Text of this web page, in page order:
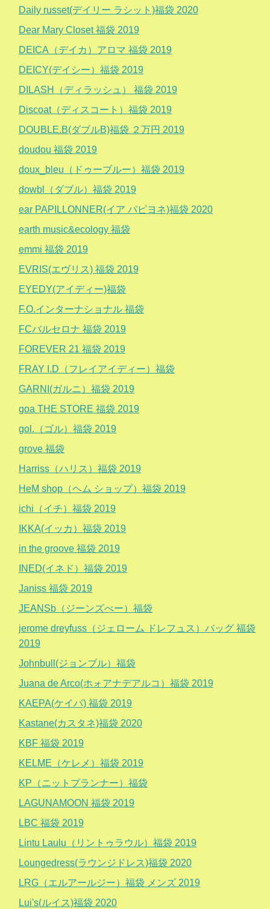
Daily russet(デイリー ラシット)福袋 2020
Dear Mary Closet 福袋 2019
DEICA（デイカ）アロマ 福袋 2019
DEICY(デイシー）福袋 2019
DILASH（ディラッシュ） 福袋 2019
Discoat（ディスコート）福袋 2019
DOUBLE.B(ダブルB)福袋 ２万円 2019
doudou 福袋 2019
doux_bleu（ドゥーブルー）福袋 2019
dowbl（ダブル）福袋 2019
ear PAPILLONNER(イア パピヨネ)福袋 2020
earth music&ecology 福袋
emmi 福袋 2019
EVRIS(エヴリス) 福袋 2019
EYEDY(アイディー)福袋
F.O.インターナショナル 福袋
FCバルセロナ 福袋 2019
FOREVER 21 福袋 2019
FRAY I.D（フレイアイディー）福袋
GARNI(ガルニ）福袋 2019
goa THE STORE 福袋 2019
gol.（ゴル）福袋 2019
grove 福袋
Harriss（ハリス）福袋 2019
HeM shop（ヘム ショップ）福袋 2019
ichi（イチ）福袋 2019
IKKA(イッカ）福袋 2019
in the groove 福袋 2019
INED(イネド）福袋 2019
Janiss 福袋 2019
JEANSb（ジーンズべー）福袋
jerome dreyfuss（ジェローム ドレフュス）バッグ 福袋
2019
Johnbull(ジョンブル）福袋
Juana de Arco(ホォアナデアルコ）福袋 2019
KAEPA(ケイパ) 福袋 2019
Kastane(カスタネ)福袋 2020
KBF 福袋 2019
KELME（ケレメ）福袋 2019
KP（ニットプランナー）福袋
LAGUNAMOON 福袋 2019
LBC 福袋 2019
Lintu Laulu（リントゥラウル）福袋 2019
Loungedress(ラウンジドレス)福袋 2020
LRG（エルアールジー）福袋 メンズ 2019
Lui's(ルイス)福袋 2020